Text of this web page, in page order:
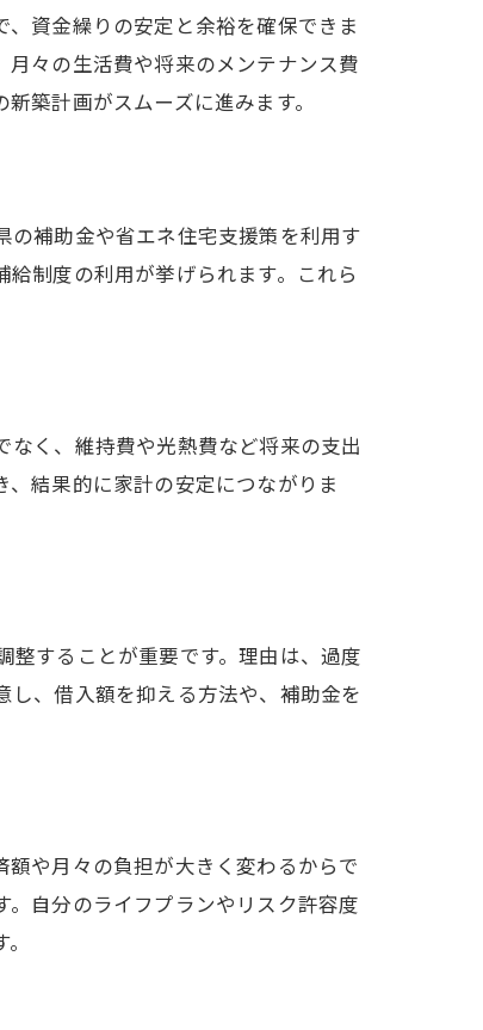
資金繰りの安定と余裕を確保できま
々の生活費や将来のメンテナンス費
築計画がスムーズに進みます。
補助金や省エネ住宅支援策を利用す
制度の利用が挙げられます。これら
く、維持費や光熱費など将来の支出
結果的に家計の安定につながりま
することが重要です。理由は、過度
、借入額を抑える方法や、補助金を
や月々の負担が大きく変わるからで
自分のライフプランやリスク許容度